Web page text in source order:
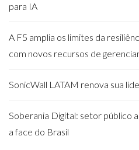
para IA
A F5 amplia os limites da
com novos recursos de
SonicWall LATAM renova sua
Soberania Digital: setor público
a face do Brasil